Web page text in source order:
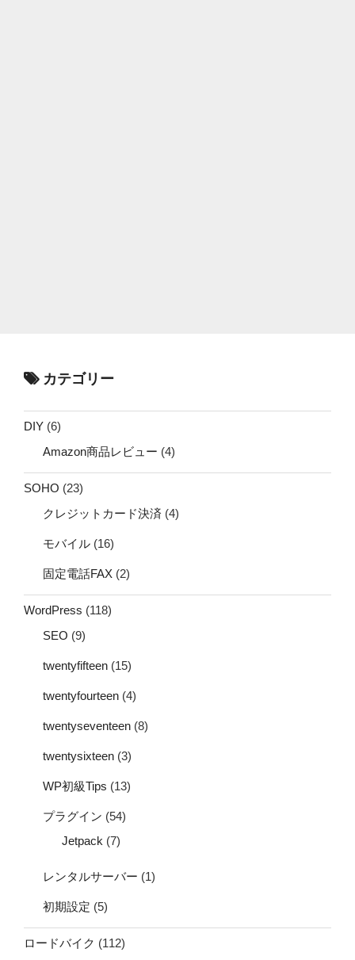
カテゴリー
DIY (6)
Amazon商品レビュー (4)
SOHO (23)
クレジットカード決済 (4)
モバイル (16)
固定電話FAX (2)
WordPress (118)
SEO (9)
twentyfifteen (15)
twentyfourteen (4)
twentyseventeen (8)
twentysixteen (3)
WP初級Tips (13)
プラグイン (54)
Jetpack (7)
レンタルサーバー (1)
初期設定 (5)
ロードバイク (112)